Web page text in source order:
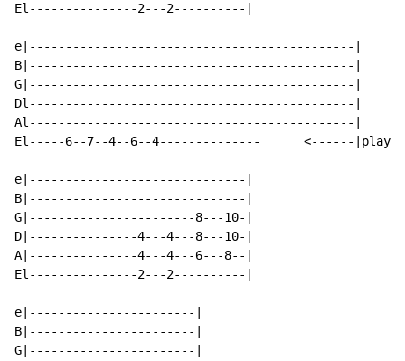
El---------------2---2----------|
e|---------------------------------------------|
B|---------------------------------------------|
G|---------------------------------------------|
Dl---------------------------------------------|
Al---------------------------------------------|
El-----6--7--4--6--4--------------      <------|play 6
e|------------------------------|
B|------------------------------|
G|-----------------------8---10-|
D|---------------4---4---8---10-|
A|---------------4---4---6---8--|
El---------------2---2----------|
e|-----------------------|
B|-----------------------|
G|-----------------------|